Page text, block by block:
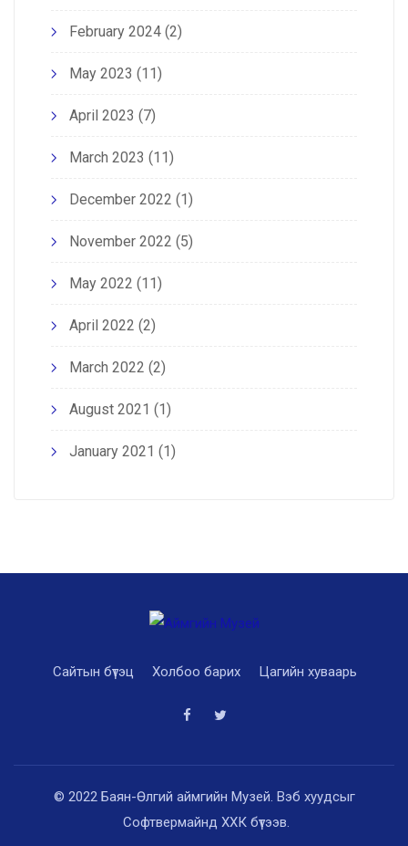
February 2024 (2)
May 2023 (11)
April 2023 (7)
March 2023 (11)
December 2022 (1)
November 2022 (5)
May 2022 (11)
April 2022 (2)
March 2022 (2)
August 2021 (1)
January 2021 (1)
Сайтын бүтэц Холбоо барих Цагийн хуваарь
© 2022 Баян-Өлгий аймгийн Музей. Вэб хуудсыг
Софтвермайнд ХХК бүтээв.